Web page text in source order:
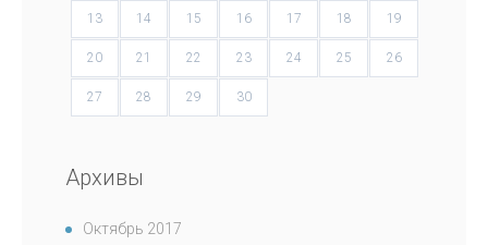
13 14 15 16 17 18 19
20 21 22 23 24 25 26
27 28 29 30
Архивы
Октябрь 2017